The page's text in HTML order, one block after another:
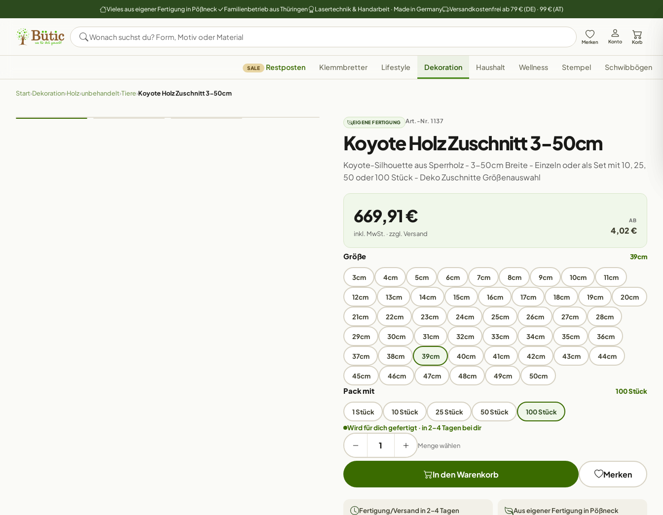
Vieles aus eigener Fertigung in Pößneck Familienbetrieb aus Thüringen Lasertechnik & Handarbeit · Made in Germany Versandkostenfrei ab 79 € (DE) · 99 € (AT)
Merken Konto Korb
SALE Restposten Klemmbretter Lifestyle Dekoration Haushalt Wellness Stempel Schwibbögen
Start›Dekoration›Holz›unbehandelt›Tiere›Koyote Holz Zuschnitt 3-50cm
EIGENE FERTIGUNG Art.-Nr. 1137
Koyote Holz Zuschnitt 3-50cm
Koyote-Silhouette aus Sperrholz - 3-50cm Breite - Einzeln oder als Set mit 10, 25,
50 oder 100 Stück - Deko Zuschnitte Größenauswahl
669,91 €
inkl. MwSt. · zzgl. Versand
AB
4,02 €
Größe 39cm
3cm 4cm 5cm 6cm 7cm 8cm 9cm 10cm 11cm
12cm 13cm 14cm 15cm 16cm 17cm 18cm 19cm 20cm
21cm 22cm 23cm 24cm 25cm 26cm 27cm 28cm
29cm 30cm 31cm 32cm 33cm 34cm 35cm 36cm
37cm 38cm 39cm 40cm 41cm 42cm 43cm 44cm
45cm 46cm 47cm 48cm 49cm 50cm
Pack mit 100 Stück
1 Stück 10 Stück 25 Stück 50 Stück
100 Stück
Wird für dich gefertigt · in 2–4 Tagen bei dir
Menge wählen
In den Warenkorb Merken
Fertigung/Versand in 2–4 Tagen Aus eigener Fertigung in Pößneck